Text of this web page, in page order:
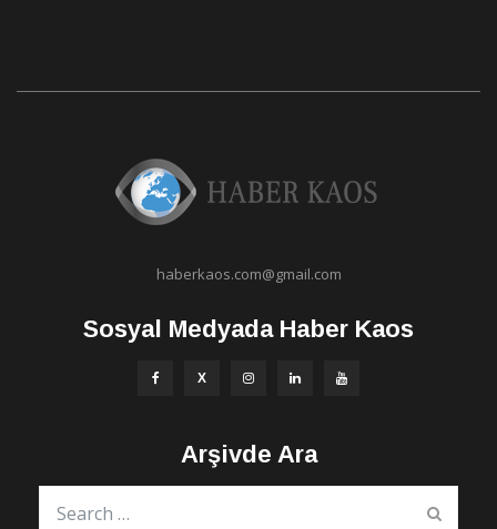
haberkaos.com@gmail.com
Sosyal Medyada Haber Kaos
Arşivde Ara